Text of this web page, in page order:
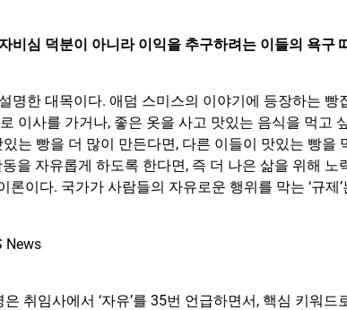
비심 덕분이 아니라 이익을 추구하려는 이들의 욕구
명한 대목이다. 애덤 스미스의 이야기에 등장하는 빵
이사를 가거나, 좋은 옷을 사고 맛있는 음식을 먹고
는 빵을 더 많이 만든다면, 다른 이들이 맛있는 빵을
을 자유롭게 하도록 한다면, 즉 더 나은 삶을 위해 노
이다. 국가가 사람들의 자유로운 행위를 막는 ‘규제’
취임사에서 ‘자유’를 35번 언급하면서, 핵심 키워드